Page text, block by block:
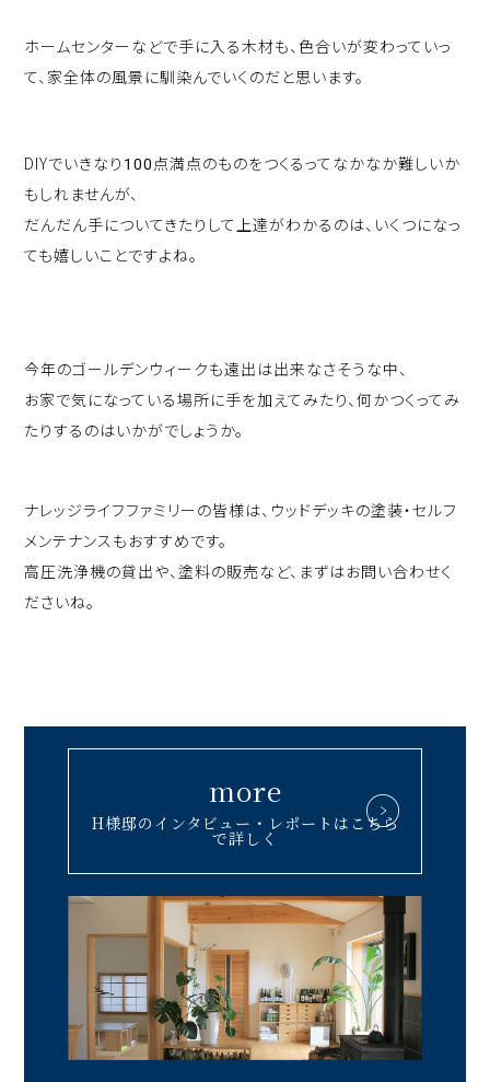
ホームセンターなどで手に入る木材も、色合いが変わっていっ
て、家全体の風景に馴染んでいくのだと思います。
DIYでいきなり100点満点のものをつくるってなかなか難しいか
もしれませんが、
だんだん手についてきたりして上達がわかるのは、いくつになっ
ても嬉しいことですよね。
今年のゴールデンウィークも遠出は出来なさそうな中、
お家で気になっている場所に手を加えてみたり、何かつくってみ
たりするのはいかがでしょうか。
ナレッジライフファミリーの皆様は、ウッドデッキの塗装・セルフ
メンテナンスもおすすめです。
高圧洗浄機の貸出や、塗料の販売など、まずはお問い合わせく
ださいね。
more
H様邸のインタビュー・レポートはこちら
で詳しく